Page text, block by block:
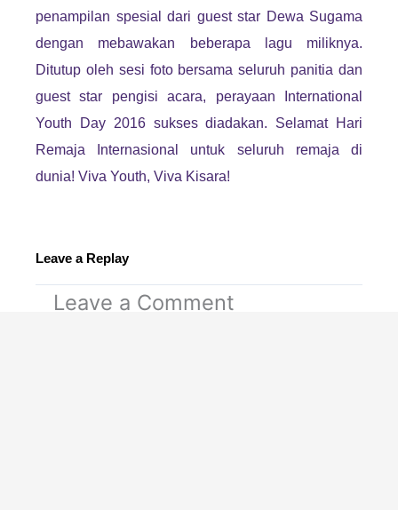
penampilan spesial dari guest star Dewa Sugama
dengan mebawakan beberapa lagu miliknya.
Ditutup oleh sesi foto bersama seluruh panitia dan
guest star pengisi acara, perayaan International
Youth Day 2016 sukses diadakan. Selamat Hari
Remaja Internasional untuk seluruh remaja di
dunia! Viva Youth, Viva Kisara!
Leave a Replay
Leave a Comment